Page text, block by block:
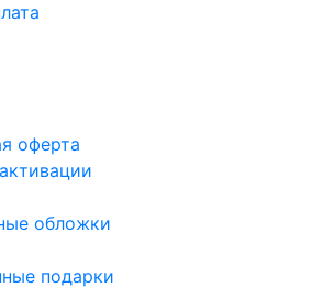
оферта
обложки
подарки